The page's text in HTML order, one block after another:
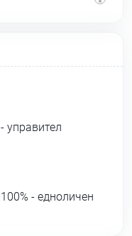
- управител
100% - едноличен